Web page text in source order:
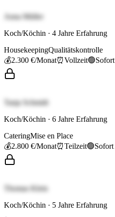
Anna Müller
Koch/Köchin · 4 Jahre Erfahrung
HousekeepingQualitätskontrolle
💰2.300 €/Monat⏰Vollzeit🟢Sofort
Tanja Schmidt
Koch/Köchin · 6 Jahre Erfahrung
CateringMise en Place
💰2.800 €/Monat⏰Teilzeit🟢Sofort
Thomas Klein
Koch/Köchin · 5 Jahre Erfahrung